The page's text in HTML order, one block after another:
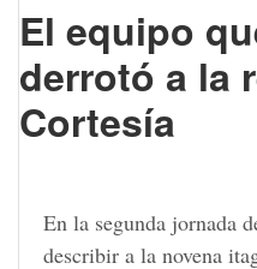
El equipo
derrotó a la
Cortesía
En la segunda jornada
describir a la novena